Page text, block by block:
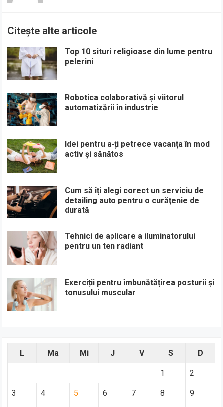
Citește alte articole
Top 10 situri religioase din lume pentru
pelerini
Robotica colaborativă și viitorul
automatizării în industrie
Idei pentru a-ți petrece vacanța în mod
activ și sănătos
Cum să îți alegi corect un serviciu de
detailing auto pentru o curățenie de
durată
Tehnici de aplicare a iluminatorului
pentru un ten radiant
Exerciții pentru îmbunătățirea posturii și
tonusului muscular
L Ma Mi J V S D
1 2
3 4 5 6 7 8 9